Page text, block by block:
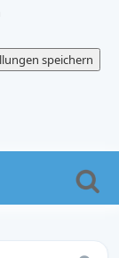
speichern